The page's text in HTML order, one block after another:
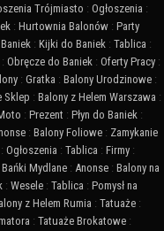
Trójmiasto : Ogłoszenia :
: Hurtownia Balonów : Party
: Kijki do Baniek : Tablica :
: Obręcze do Baniek : Oferty Pracy :
: Gratka : Balony Urodzinowe :
Sklep : Balony z Helem Warszawa :
: Prezent : Płyn do Baniek :
: Balony Foliowe : Zamykanie
: Ogłoszenia : Tablica : Firmy :
Bańki Mydlane : Anonse : Balony na
: Wesele : Tablica : Pomysł na
z Helem Rumia : Tatuaże :
: Tatuaże Brokatowe :